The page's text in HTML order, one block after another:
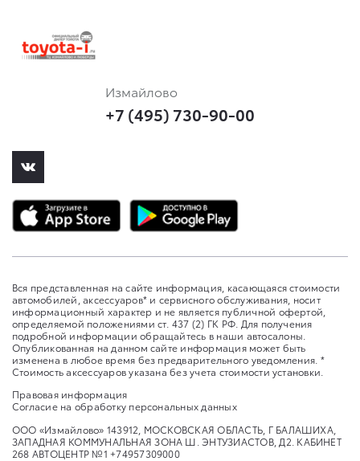
Измайлово
+7 (495) 730-90-00
Вся представленная на сайте информация, касающаяся стоимости
автомобилей, аксессуаров* и сервисного обслуживания, носит
информационный характер и не является публичной офертой,
определяемой положениями ст. 437 (2) ГК РФ. Для получения
подробной информации обращайтесь в наши автосалоны.
Опубликованная на данном сайте информация может быть
изменена в любое время без предварительного уведомления. *
Стоимость аксессуаров указана без учета стоимости установки.
Правовая информация
Согласие на обработку персональных данных
ООО «Измайлово» 143912, МОСКОВСКАЯ ОБЛАСТЬ, Г БАЛАШИХА,
ЗАПАДНАЯ КОММУНАЛЬНАЯ ЗОНА Ш. ЭНТУЗИАСТОВ, Д2. КАБИНЕТ
268 АВТОЦЕНТР №1 +74957309000